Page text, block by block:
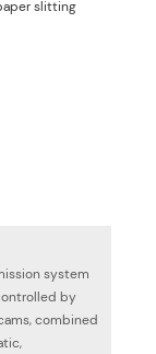
slitting
system
by
combined